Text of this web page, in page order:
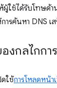
ผู้ใช้ได้รับโทษด้
ารค้นหา DNS
องกลไก
ใช้การโหลดหน้า